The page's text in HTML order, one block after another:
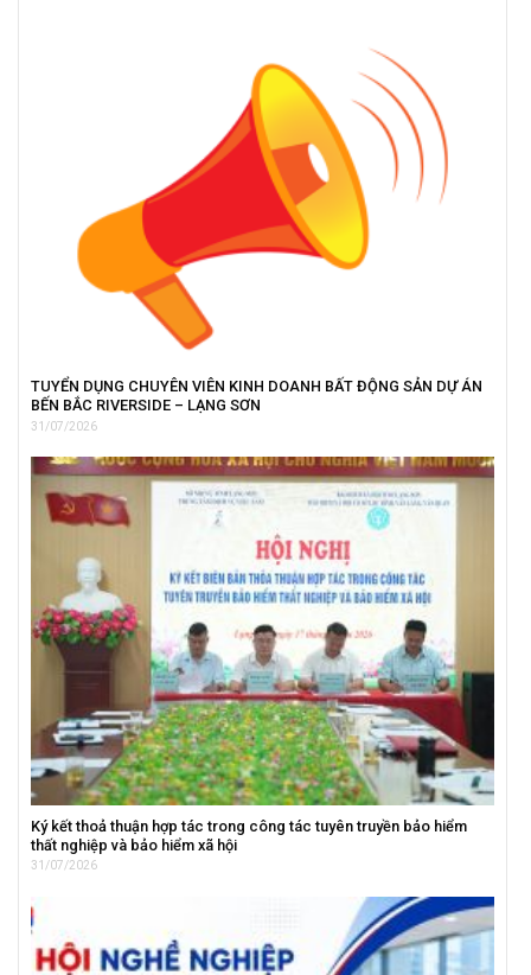
TUYỂN DỤNG CHUYÊN VIÊN KINH DOANH BẤT ĐỘNG SẢN DỰ ÁN
BẾN BẮC RIVERSIDE – LẠNG SƠN
31/07/2026
Ký kết thoả thuận hợp tác trong công tác tuyên truyền bảo hiểm
thất nghiệp và bảo hiểm xã hội
31/07/2026